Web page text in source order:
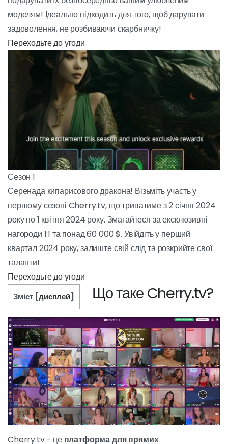
Щоденна винагорода
Заходьте щодня, щоб отримувати щоденні
винагороди! Тут ви можете отримати кредити та
подарунки, щоб подарувати їх безпосередньо
вашим улюбленим моделям! Ідеально підходить
для того, щоб дарувати задоволення, не
розбиваючи скарбничку!
ПЕРЕХОДЬТЕ ДО УГОДИ
Сезон 1
Серенада кипарисового дракона! Візьміть участь
у першому сезоні Cherry.tv, що триватиме з 2
січня 2024 року по 1 квітня 2024 року.
Змагайтеся за ексклюзивні нагороди 1:1 та понад
60 000 $. Увійдіть у перший квартал 2024 року,
залиште свій слід та розкрийте свої таланти!